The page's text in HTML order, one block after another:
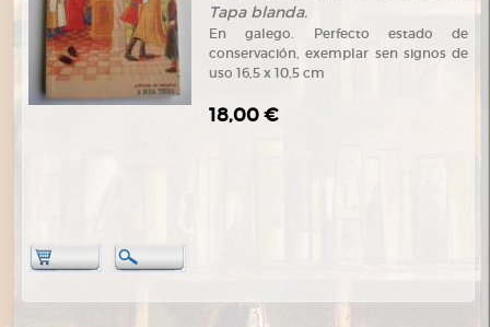
Tapa blanda.
En galego. Perfecto estado de
conservación, exemplar sen signos de
uso 16,5 x 10,5 cm
18,00 €